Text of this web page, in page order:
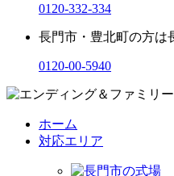
0120-332-334
長門市・豊北町の方は
0120-00-5940
ホーム
対応エリア